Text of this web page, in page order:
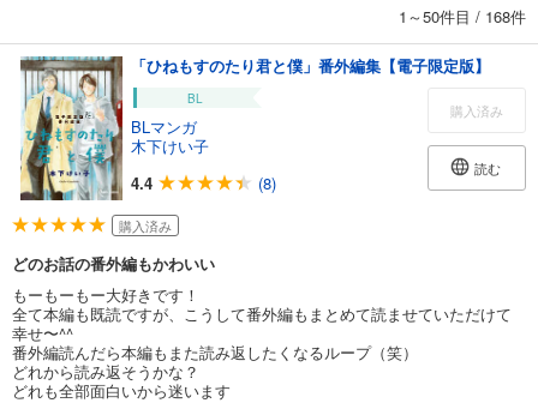
1～50件目 / 168件
「ひねもすのたり君と僕」番外編集【電子限定版】
BL
BLマンガ
木下けい子
4.4
(8)
購入済み
読む
購入済み
どのお話の番外編もかわいい
もーもーもー大好きです！
全て本編も既読ですが、こうして番外編もまとめて読ませていただけて
幸せ〜^^
番外編読んだら本編もまた読み返したくなるループ（笑）
どれから読み返そうかな？
どれも全部面白いから迷います